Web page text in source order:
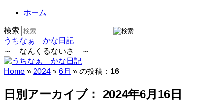
ホーム
検索
うちなぁ かな日記
～ なんくるないさ ～
Home » 2024 » 6月 » の投稿： 16
日別アーカイブ： 2024年6月16日